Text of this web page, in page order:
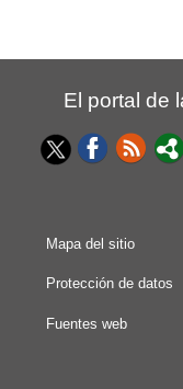
El portal de
Mapa del sitio
Protección de datos
Fuentes web